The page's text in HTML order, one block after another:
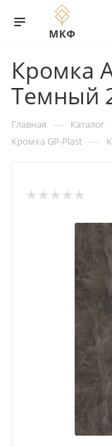
Кромка
Темный
Главная — Каталог
Кромка GP-Plast —